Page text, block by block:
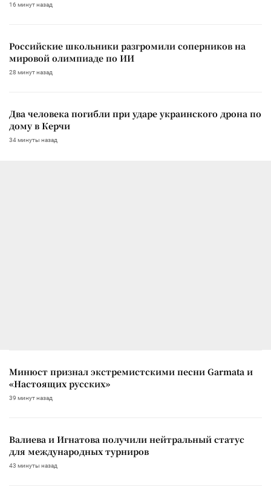
16 минут назад
Российские школьники разгромили соперников на
мировой олимпиаде по ИИ
28 минут назад
Два человека погибли при ударе украинского дрона по
дому в Керчи
34 минуты назад
Минюст признал экстремистскими песни Garmata и
«Настоящих русских»
39 минут назад
Валиева и Игнатова получили нейтральный статус
для международных турниров
43 минуты назад